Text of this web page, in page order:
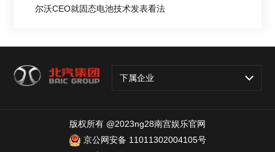
尔沃CEO就固态电池技术发表看法
下属企业
版权所有 @2023ng28南宫娱乐官网
京公网安备 11011302004105号